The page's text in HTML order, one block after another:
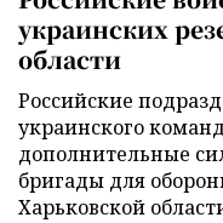
украинских
области
Российские
украинского
дополнительные
бригады для
Харьковской